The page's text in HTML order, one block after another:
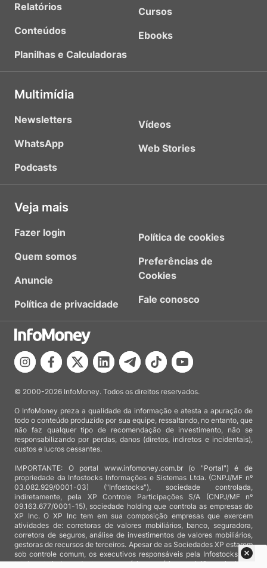
Relatórios
Conteúdos
Planilhas e Calculadoras
Cursos
Ebooks
Multimídia
Newsletters
WhatsApp
Podcasts
Vídeos
Web Stories
Veja mais
Fazer login
Quem somos
Anuncie
Política de privacidade
Política de cookies
Preferências de
Cookies
Fale conosco
© 2000-2026 InfoMoney. Todos os direitos reservados.
O InfoMoney preza a qualidade da informação e atesta a apuração de
todo o conteúdo produzido por sua equipe, ressaltando, no entanto, que
não faz qualquer tipo de recomendação de investimento, não se
responsabilizando por perdas, danos (diretos, indiretos e incidentais),
custos e lucros cessantes.
IMPORTANTE: O portal www.infomoney.com.br (o "Portal") é de
propriedade da Infostocks Informações e Sistemas Ltda. (CNPJ/MF nº
03.082.929/0001-03) ("Infostocks"), sociedade controlada,
indiretamente, pela XP Controle Participações S/A (CNPJ/MF nº
09.163.677/0001-15), sociedade holding que controla as empresas do
XP Inc. O XP Inc tem em sua composição empresas que exercem
atividades de: corretoras de valores mobiliários, banco, seguradora,
corretora de seguros, análise de investimentos de valores mobiliários,
gestoras de recursos de terceiros. Apesar de as Sociedades XP estarem
sob controle comum, os executivos responsáveis pela Infostocks são
totalmente independentes e as notícias, matérias e opiniões veiculadas